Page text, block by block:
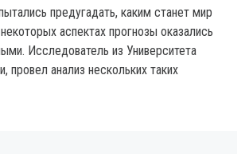
предугадать, каким станет мир
аспектах прогнозы оказались
Исследователь из Университета
провел анализ нескольких таких